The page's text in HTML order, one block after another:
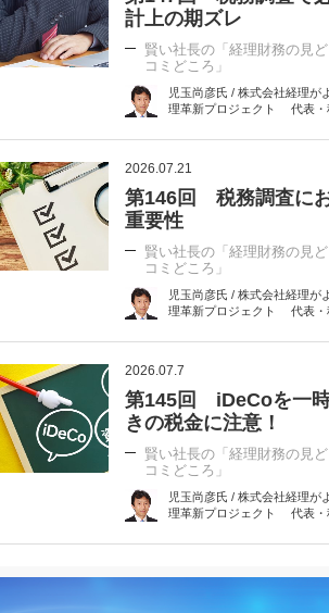
計上の期ズレ
賢い社長の「経理財務の見
コミどころ」
児玉尚彦氏 / 株式会社経理
理革新プロジェクト 代表・
2026.07.21
第146回 税務調査に
重要性
賢い社長の「経理財務の見
コミどころ」
児玉尚彦氏 / 株式会社経理
理革新プロジェクト 代表・
2026.07.7
第145回 iDeCoを一
きの税金に注意！
賢い社長の「経理財務の見
コミどころ」
児玉尚彦氏 / 株式会社経理
理革新プロジェクト 代表・